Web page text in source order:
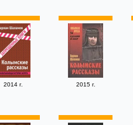
2014 г. 2015 г.